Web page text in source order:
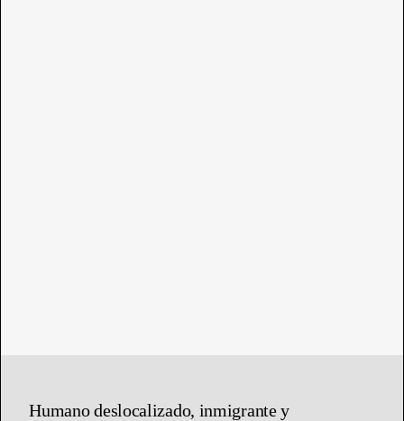
Humano deslocalizado, inmigrante y